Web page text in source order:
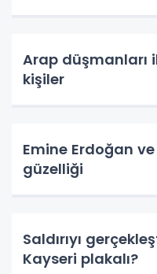
Arap düşmanları
kişiler
Emine Erdoğan
güzelliği
Saldırıyı
Kayseri plakalı?